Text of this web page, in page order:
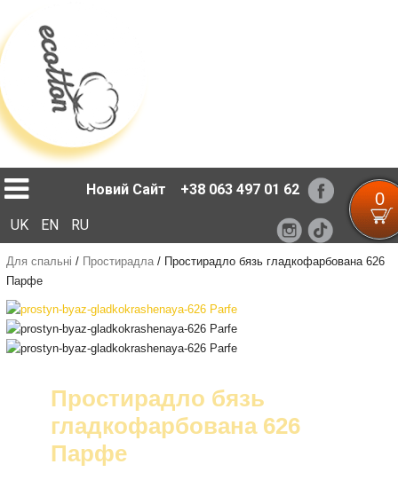
Новий Сайт +38 063 497 01 62 0
UK EN RU
Для спальні / Простирадла/ Простирадло бязь гладкофарбована 626
Парфе
Простирадло бязь
гладкофарбована 626
Парфе